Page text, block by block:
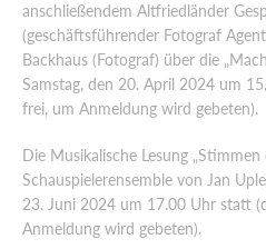
anschließendem Altfriedländer
(geschäftsführender Fotograf
Backhaus (Fotograf) über die
Samstag, den 20. April 2024 um
frei, um Anmeldung wird gebeten).
Die Musikalische Lesung
Schauspielerensemble von Jan
23. Juni 2024 um 17.00 Uhr statt
Anmeldung wird gebeten).